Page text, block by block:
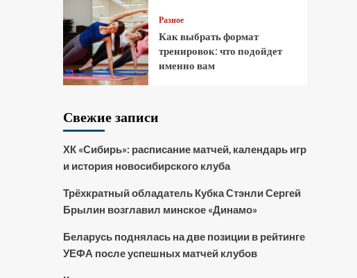
Разное
Как выбрать формат
тренировок: что подойдет
именно вам
Свежие записи
ХК «Сибирь»: расписание матчей, календарь игр
и история новосибирского клуба
Трёхкратный обладатель Кубка Стэнли Сергей
Брылин возглавил минское «Динамо»
Беларусь поднялась на две позиции в рейтинге
УЕФА после успешных матчей клубов